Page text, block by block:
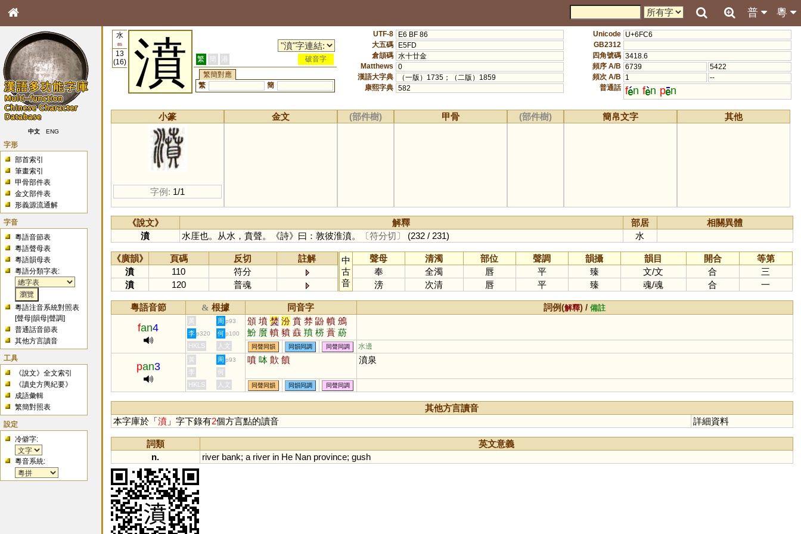
粵
普
中文 ENG
字形
部首索引
筆畫索引
甲骨部件表
金文部件表
形義源流通解
字音
粵語音節表
粵語聲母表
粵語韻母表
粵語分類字表:
粵語注音系統對照表
[聲母 |韻母 |聲調]
普通話音節表
其他方言讀音
工具
《說文》全文索引
《讀史方輿紀要》
成語彙輯
繁簡對照表
設定
冷僻字:
粵音系統:
水
85
13
(16)
濆 繁 簡 港
破音字
繁簡對應
繁
簡
UTF-8
E6 BF 86
大五碼
E5FD
倉頡碼 水十廿金
Matthews
0
漢語大字典
（一版）1735；（二版）1859
康熙字典 582
Unicode U+6FC6
GB2312
四角號碼 3418.6
頻序 A/B 6739
5422
頻次 A/B
1
--
普通話 f n f n p n
小篆
字例: 1/1
金文 (部件樹) 甲骨 (部件樹) 簡帛文字 其他
《說文》 解釋 部居
相關異體
濆
水厓也。从水，賁聲。《詩》曰：敦彼淮濆。 〔符分切〕 (232 / 231) 水
《廣韻》 頁碼 反切
註解
濆
110
符分
濆
120 普魂
中
古
音
聲母 清濁 部位 聲調 韻攝 韻目 開合
等第
奉
全濁 唇 平 臻 文/文 合
三
滂
次清 唇 平 臻 魂/魂 合 一
粵語音節 & 根據 同音字 詞例(解釋) /備註
fan4
黃 周 p93 頒 墳 焚 汾 賁 棼 鼢 幩 鳻
魵 黂 轒 豶 鼖 羵 梤 蕡 蒶
蚡 羒 枌 妢 炃 橨 鐼
李 p320 何 p100
HKLS 人文 同聲同韻 同韻同調 同聲同調 水邊
pan3
黃 周 p93 噴 呠 歕 饙 濆泉
李
何
HKLS
人文 同聲同韻 同韻同調 同聲同調
其他方言讀音
本字庫於「濆」字下錄有2個方言點的讀音 詳細資料
詞類
英文意義
n.
river bank; a river in He Nan province; gush